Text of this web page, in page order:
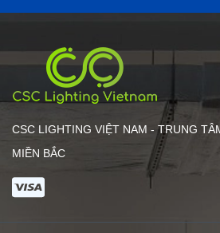
CSC LIGHTING VIỆT NAM - TRUNG
MIỀN BẮC